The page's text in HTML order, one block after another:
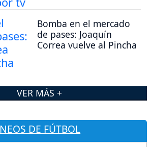
Bomba en el mercado
de pases: Joaquín
Correa vuelve al Pincha
VER MÁS +
DE FÚTBOL